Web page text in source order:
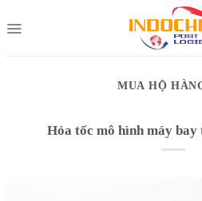
to
MUA HỘ
Hỏa tốc mô hình máy